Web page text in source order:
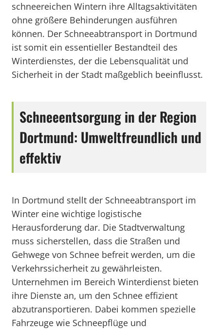
schneereichen Wintern ihre Alltagsaktivitäten
ohne größere Behinderungen ausführen
können. Der Schneeabtransport in Dortmund
ist somit ein essentieller Bestandteil des
Winterdienstes, der die Lebensqualität und
Sicherheit in der Stadt maßgeblich beeinflusst.
Schneeentsorgung in der Region
Dortmund: Umweltfreundlich und
effektiv
In Dortmund stellt der Schneeabtransport im
Winter eine wichtige logistische
Herausforderung dar. Die Stadtverwaltung
muss sicherstellen, dass die Straßen und
Gehwege von Schnee befreit werden, um die
Verkehrssicherheit zu gewährleisten.
Unternehmen im Bereich Winterdienst bieten
ihre Dienste an, um den Schnee effizient
abzutransportieren. Dabei kommen spezielle
Fahrzeuge wie Schneepflüge und